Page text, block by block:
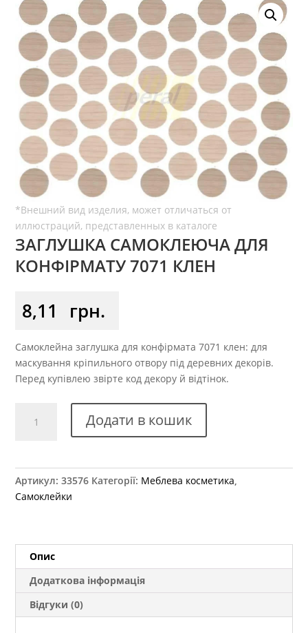
ЗАГЛУШКА САМОКЛЕЮЧА ДЛЯ
КОНФІРМАТУ 7071 КЛЕН
8,11 грн.
Самоклейна заглушка для конфірмата 7071 клен: для
маскування кріпильного отвору під деревних декорів.
Перед купівлею звірте код декору й відтінок.
самоклеюча
клен
Додати в кошик
Артикул:33576 Категорії: Меблева косметика
Самоклейки
Опис
Додаткова інформація
Відгуки (0)